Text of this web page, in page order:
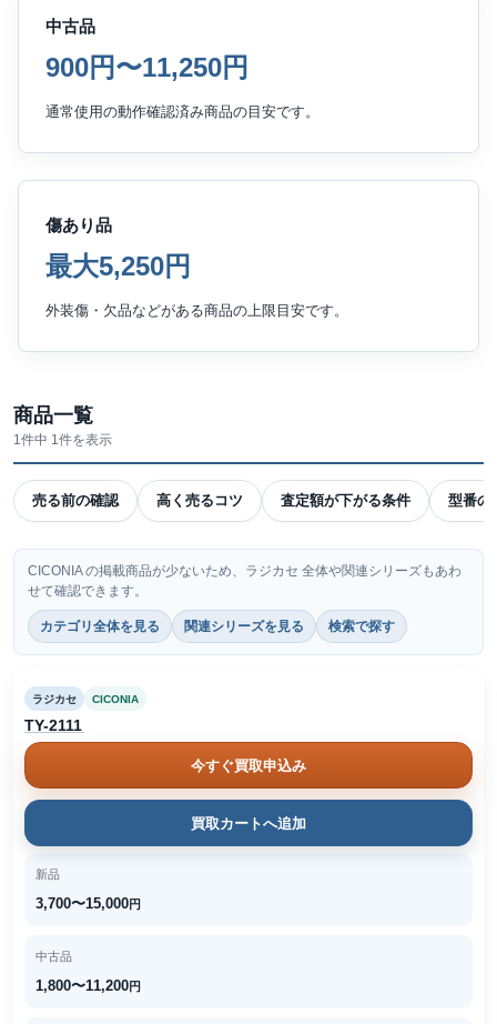
中古品
900円〜11,250円
通常使用の動作確認済み商品の目安です。
傷あり品
最大5,250円
外装傷・欠品などがある商品の上限目安です。
商品一覧
1件中 1件を表示
売る前の確認 高く売るコツ 査定額が下がる条件 型番の
CICONIA の掲載商品が少ないため、ラジカセ 全体や関連シリーズもあわ
せて確認できます。
カテゴリ全体を見る 関連シリーズを見る 検索で探す
ラジカセ CICONIA
TY-2111
今すぐ買取申込み
買取カートへ追加
新品
3,700〜15,000円
中古品
1,800〜11,200円